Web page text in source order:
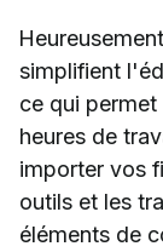
simplifient
ce qui
heures de
importer vos
outils et les
éléments de